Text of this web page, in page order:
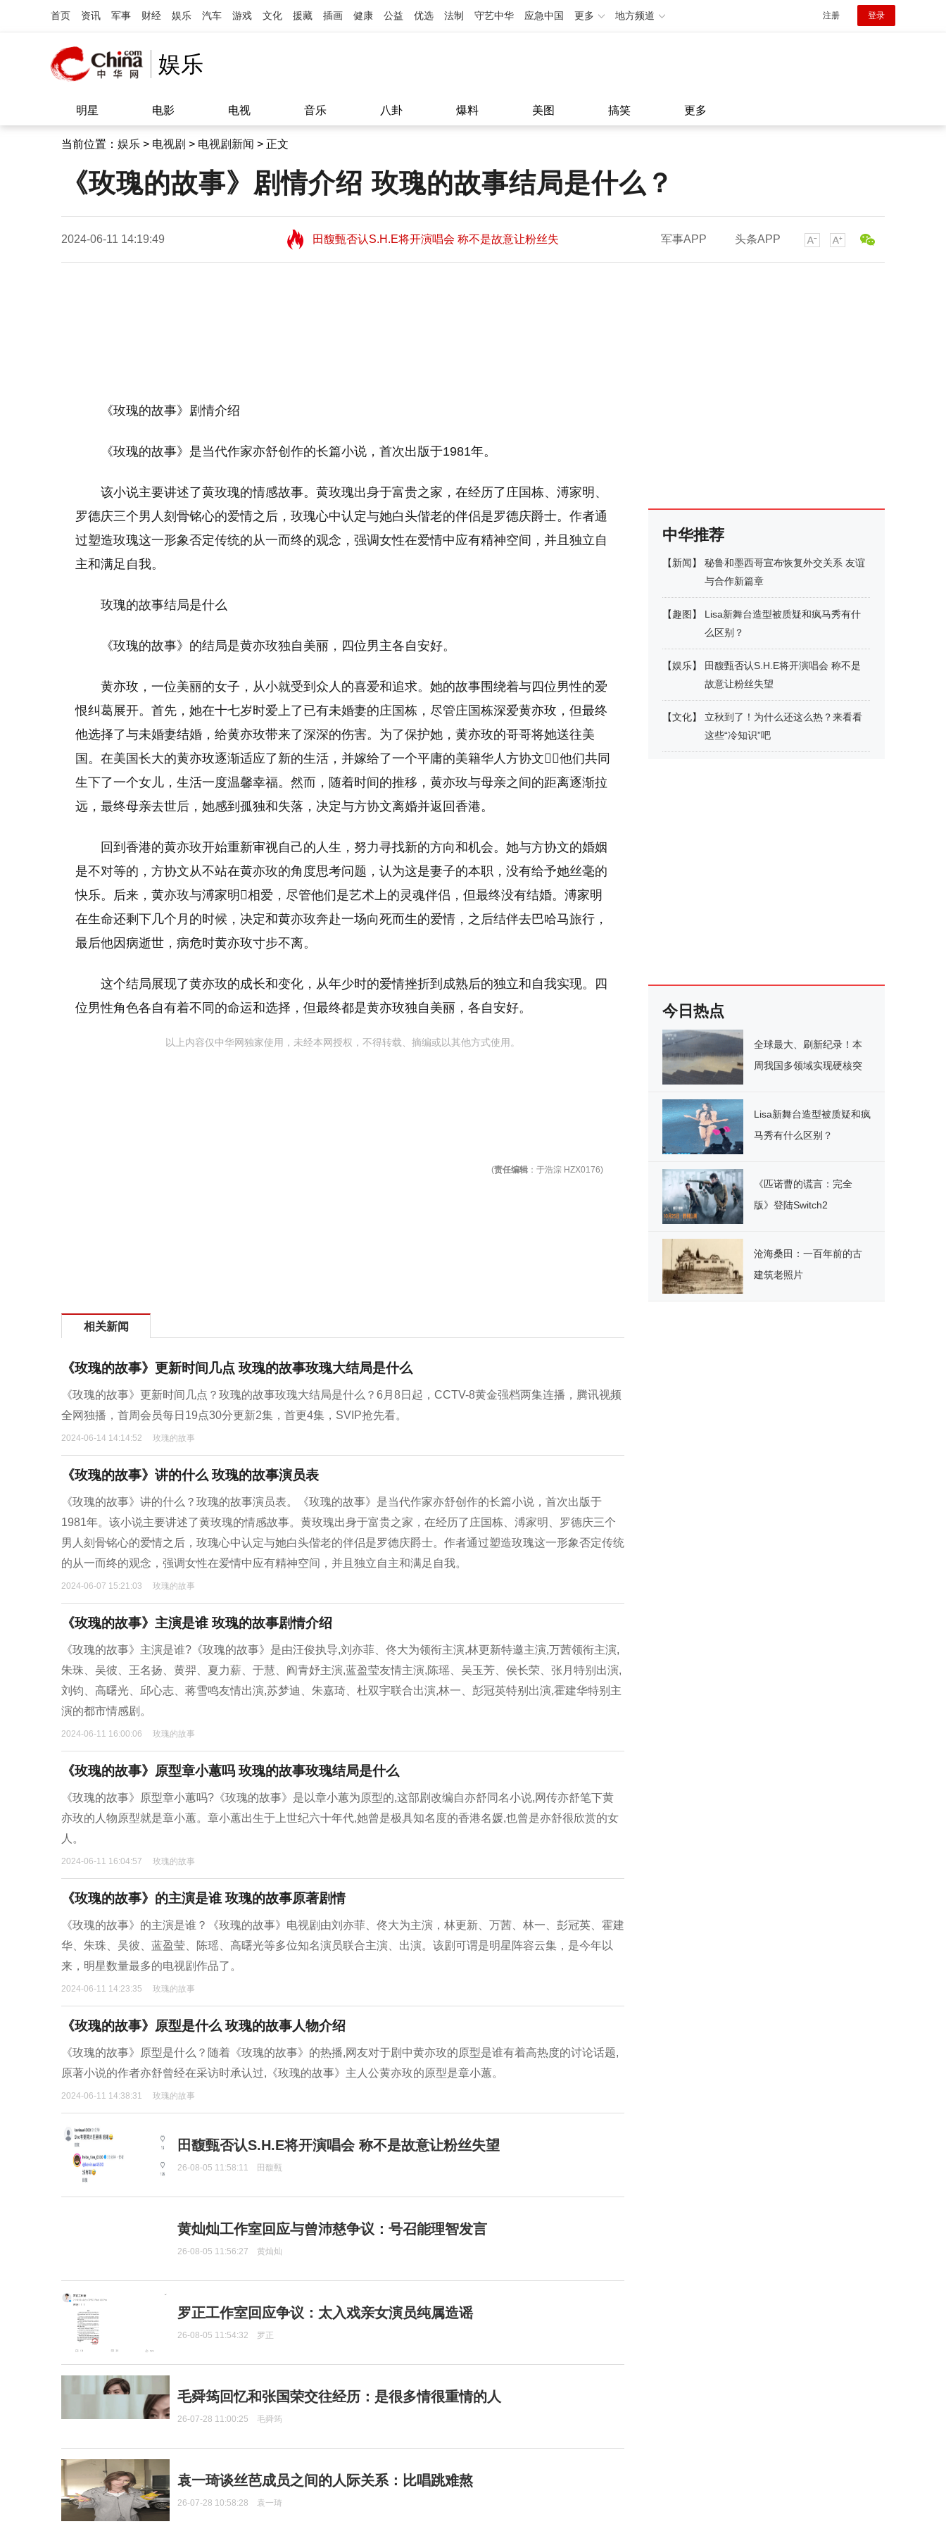
首页 资讯 军事 财经 娱乐 汽车 游戏 文化 援藏 插画 健康 公益 优选 法制 守艺中华 应急中国 更多 地方频道 注册 登录
娱乐
明星 电影 电视 音乐 八卦 爆料 美图 搞笑 更多
当前位置： 娱乐 > 电视剧 > 电视剧新闻 > 正文
《玫瑰的故事》剧情介绍 玫瑰的故事结局是什么？
2024-06-11 14:19:49
田馥甄否认S.H.E将开演唱会 称不是故意让粉丝失
望11:08
田馥甄否认S.H.E将开演唱会 称不是故意让粉丝失
军事APP 头条APP
《玫瑰的故事》剧情介绍
《玫瑰的故事》是当代作家亦舒创作的长篇小说，首次出版于1981年。
该小说主要讲述了黄玫瑰的情感故事。黄玫瑰出身于富贵之家，在经历了庄国栋、溥家明、
罗德庆三个男人刻骨铭心的爱情之后，玫瑰心中认定与她白头偕老的伴侣是罗德庆爵士。作者通
过塑造玫瑰这一形象否定传统的从一而终的观念，强调女性在爱情中应有精神空间，并且独立自
主和满足自我。
玫瑰的故事结局是什么
《玫瑰的故事》的结局是黄亦玫独自美丽，四位男主各自安好。
黄亦玫，一位美丽的女子，从小就受到众人的喜爱和追求。她的故事围绕着与四位男性的爱
恨纠葛展开。首先，她在十七岁时爱上了已有未婚妻的庄国栋，尽管庄国栋深爱黄亦玫，但最终
他选择了与未婚妻结婚，给黄亦玫带来了深深的伤害。为了保护她，黄亦玫的哥哥将她送往美
国。在美国长大的黄亦玫逐渐适应了新的生活，并嫁给了一个平庸的美籍华人方协文，他们共同
生下了一个女儿，生活一度温馨幸福。然而，随着时间的推移，黄亦玫与母亲之间的距离逐渐拉
远，最终母亲去世后，她感到孤独和失落，决定与方协文离婚并返回香港。
回到香港的黄亦玫开始重新审视自己的人生，努力寻找新的方向和机会。她与方协文的婚姻
是不对等的，方协文从不站在黄亦玫的角度思考问题，认为这是妻子的本职，没有给予她丝毫的
快乐。后来，黄亦玫与溥家明相爱，尽管他们是艺术上的灵魂伴侣，但最终没有结婚。溥家明
在生命还剩下几个月的时候，决定和黄亦玫奔赴一场向死而生的爱情，之后结伴去巴哈马旅行，
最后他因病逝世，病危时黄亦玫寸步不离。
这个结局展现了黄亦玫的成长和变化，从年少时的爱情挫折到成熟后的独立和自我实现。四
位男性角色各自有着不同的命运和选择，但最终都是黄亦玫独自美丽，各自安好。
以上内容仅中华网独家使用，未经本网授权，不得转载、摘编或以其他方式使用。
(责任编辑 ：于浩淙 HZX0176)
相关新闻
《玫瑰的故事》更新时间几点 玫瑰的故事玫瑰大结局是什么
《玫瑰的故事》更新时间几点？玫瑰的故事玫瑰大结局是什么？6月8日起，CCTV-8黄金强档两集连播，腾讯视频
全网独播，首周会员每日19点30分更新2集，首更4集，SVIP抢先看。
2024-06-14 14:14:52 玫瑰的故事
《玫瑰的故事》讲的什么 玫瑰的故事演员表
《玫瑰的故事》讲的什么？玫瑰的故事演员表。《玫瑰的故事》是当代作家亦舒创作的长篇小说，首次出版于
1981年。该小说主要讲述了黄玫瑰的情感故事。黄玫瑰出身于富贵之家，在经历了庄国栋、溥家明、罗德庆三个
男人刻骨铭心的爱情之后，玫瑰心中认定与她白头偕老的伴侣是罗德庆爵士。作者通过塑造玫瑰这一形象否定传统
的从一而终的观念，强调女性在爱情中应有精神空间，并且独立自主和满足自我。
2024-06-07 15:21:03 玫瑰的故事
《玫瑰的故事》主演是谁 玫瑰的故事剧情介绍
《玫瑰的故事》主演是谁?《玫瑰的故事》是由汪俊执导,刘亦菲、佟大为领衔主演,林更新特邀主演,万茜领衔主演,
朱珠、吴彼、王名扬、黄羿、夏力薪、于慧、阎青妤主演,蓝盈莹友情主演,陈瑶、吴玉芳、侯长荣、张月特别出演,
刘钧、高曙光、邱心志、蒋雪鸣友情出演,苏梦迪、朱嘉琦、杜双宇联合出演,林一、彭冠英特别出演,霍建华特别主
演的都市情感剧。
2024-06-11 16:00:06 玫瑰的故事
《玫瑰的故事》原型章小蕙吗 玫瑰的故事玫瑰结局是什么
《玫瑰的故事》原型章小蕙吗?《玫瑰的故事》是以章小蕙为原型的,这部剧改编自亦舒同名小说,网传亦舒笔下黄
亦玫的人物原型就是章小蕙。章小蕙出生于上世纪六十年代,她曾是极具知名度的香港名媛,也曾是亦舒很欣赏的女
人。
2024-06-11 16:04:57 玫瑰的故事
《玫瑰的故事》的主演是谁 玫瑰的故事原著剧情
《玫瑰的故事》的主演是谁？《玫瑰的故事》电视剧由刘亦菲、佟大为主演，林更新、万茜、林一、彭冠英、霍建
华、朱珠、吴彼、蓝盈莹、陈瑶、高曙光等多位知名演员联合主演、出演。该剧可谓是明星阵容云集，是今年以
来，明星数量最多的电视剧作品了。
2024-06-11 14:23:35 玫瑰的故事
《玫瑰的故事》原型是什么 玫瑰的故事人物介绍
《玫瑰的故事》原型是什么？随着《玫瑰的故事》的热播,网友对于剧中黄亦玫的原型是谁有着高热度的讨论话题,
原著小说的作者亦舒曾经在采访时承认过,《玫瑰的故事》主人公黄亦玫的原型是章小蕙。
2024-06-11 14:38:31 玫瑰的故事
田馥甄否认S.H.E将开演唱会 称不是故意让粉丝失望
26-08-05 11:58:11 田馥甄
黄灿灿工作室回应与曾沛慈争议：号召能理智发言
26-08-05 11:56:27 黄灿灿
罗正工作室回应争议：太入戏亲女演员纯属造谣
26-08-05 11:54:32 罗正
毛舜筠回忆和张国荣交往经历：是很多情很重情的人
26-07-28 11:00:25 毛舜筠
袁一琦谈丝芭成员之间的人际关系：比唱跳难熬
26-07-28 10:58:28 袁一琦
中华推荐
【新闻】
秘鲁和墨西哥宣布恢复外交关系 友谊
与合作新篇章
【趣图 】
Lisa新舞台造型被质疑和疯马秀有什
么区别？
【娱乐】
田馥甄否认S.H.E将开演唱会 称不是
故意让粉丝失望
【文化】
立秋到了！为什么还这么热？来看看
这些“冷知识”吧
今日热点
全球最大、刷新纪录！本
周我国多领域实现硬核突
Lisa新舞台造型被质疑和疯
马秀有什么区别？
《匹诺曹的谎言：完全
版》登陆Switch2
沧海桑田：一百年前的古
建筑老照片